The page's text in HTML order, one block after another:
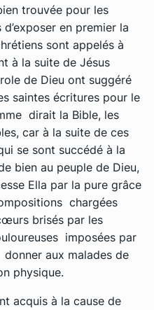
trouvée pour les
en premier la
sont appelés à
à la suite de Jésus
de Dieu ont suggéré
saintes écritures pour le
dirait la Bible, les
car à la suite de ces
se sont succédé à la
bien au peuple de Dieu,
Ella par la pure grâce
chargées
brisés par les
imposées par
aux malades de
physique.
acquis à la cause de